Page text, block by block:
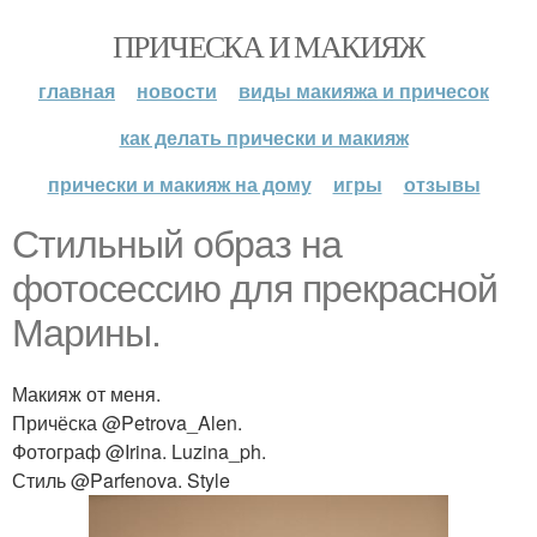
ПРИЧЕСКА И МАКИЯЖ
главная новости
виды макияжа и причесок
как делать прически и макияж
прически и макияж на дому
игры отзывы
Стильный образ на
фотосессию для прекрасной
Марины.
Макияж от меня.
Причёска @Petrova_Alen.
Фотограф @Irina. Luzina_ph.
Стиль @Parfenova. Style